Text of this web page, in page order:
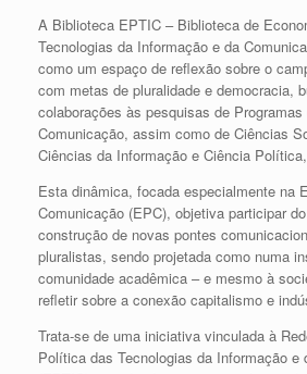
A Biblioteca EPTIC – Biblioteca de
Tecnologias da Informação e da
como um espaço de reflexão sobre o
com metas de pluralidade e democracia,
colaborações às pesquisas de
Comunicação, assim como de Ciências
Ciências da Informação e Ciência
Esta dinâmica, focada especialmente na
Comunicação (EPC), objetiva participar
construção de novas pontes
pluralistas, sendo projetada como numa
comunidade acadêmica – e mesmo à
refletir sobre a conexão capitalismo e
Trata-se de uma iniciativa vinculada à
Política das Tecnologias da Informação e